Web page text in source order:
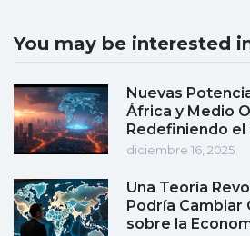
You may be interested
Nuevas
África y Medio
Redefiniendo el
diciembre 16, 2025
Una Teoría
Podría Cambiar
sobre la